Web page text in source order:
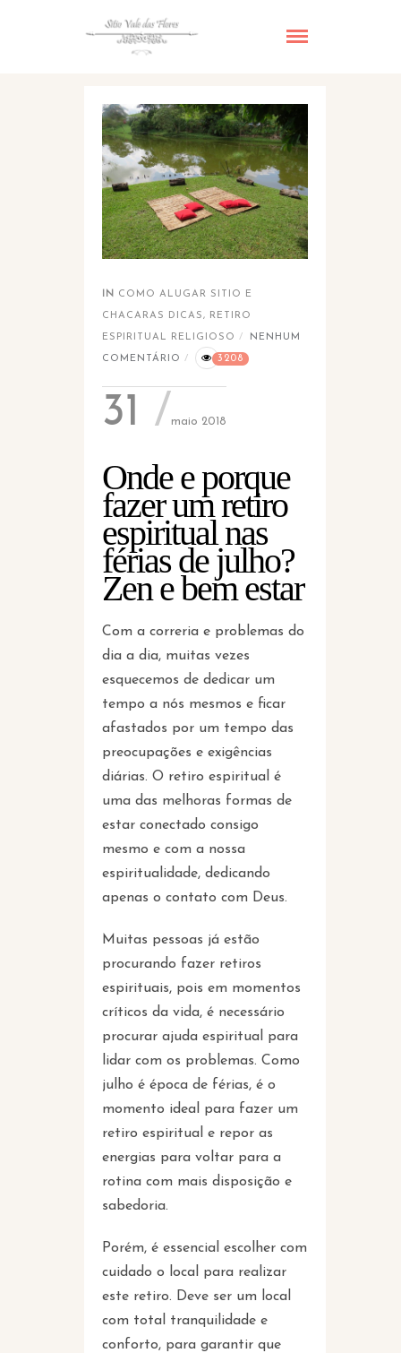
IN COMO ALUGAR SITIO E
CHACARAS DICAS, RETIRO
ESPIRITUAL RELIGIOSO NENHUM
COMENTÁRIO 3208
31 maio 2018
Onde e porque
fazer um retiro
espiritual nas
férias de julho?
Zen e bem estar
Com a correria e problemas do
dia a dia, muitas vezes
esquecemos de dedicar um
tempo a nós mesmos e ficar
afastados por um tempo das
preocupações e exigências
diárias. O retiro espiritual é
uma das melhoras formas de
estar conectado consigo
mesmo e com a nossa
espiritualidade, dedicando
apenas o contato com Deus.
Muitas pessoas já estão
procurando fazer retiros
espirituais, pois em momentos
críticos da vida, é necessário
procurar ajuda espiritual para
lidar com os problemas. Como
julho é época de férias, é o
momento ideal para fazer um
retiro espiritual e repor as
energias para voltar para a
rotina com mais disposição e
sabedoria.
Porém, é essencial escolher com
cuidado o local para realizar
este retiro. Deve ser um local
com total tranquilidade e
conforto, para garantir que